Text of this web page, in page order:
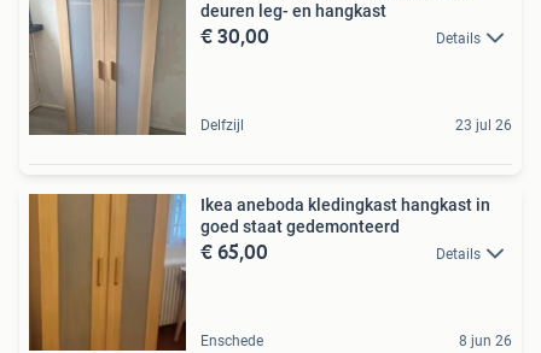
deuren leg- en hangkast
€ 30,00 Details
Delfzijl 23 jul 26
Ikea aneboda kledingkast hangkast in
goed staat gedemonteerd
€ 65,00 Details
Enschede 8 jun 26